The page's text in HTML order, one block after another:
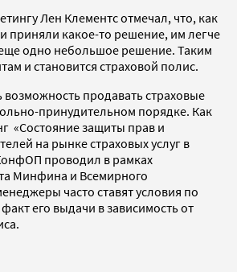
Лен Клементс отмечал, что, как
приняли какое-то решение, им легче
одно небольшое решение. Таким
и становится страховой полис.
возможность продавать страховые
принудительном порядке. Как
«Состояние защиты прав и
на рынке страховых услуг в
проводил в рамках
Минфина и Всемирного
часто ставят условия по
его выдачи в зависимость от